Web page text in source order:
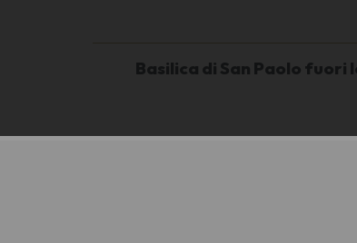
Basilica di San Paolo fuori